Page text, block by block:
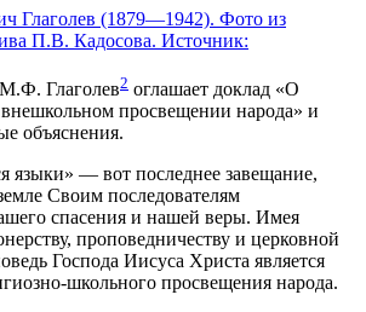
Глаголев2 оглашает доклад «О
просвещении народа» и
объяснения.
языки» — вот последнее завещание,
Своим последователям
спасения и нашей веры. Имея
проповедничеству и церковной
Господа Иисуса Христа является
школьного просвещения народа.